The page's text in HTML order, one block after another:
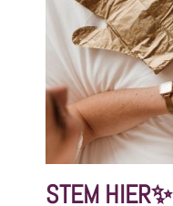
STEM HIER✨